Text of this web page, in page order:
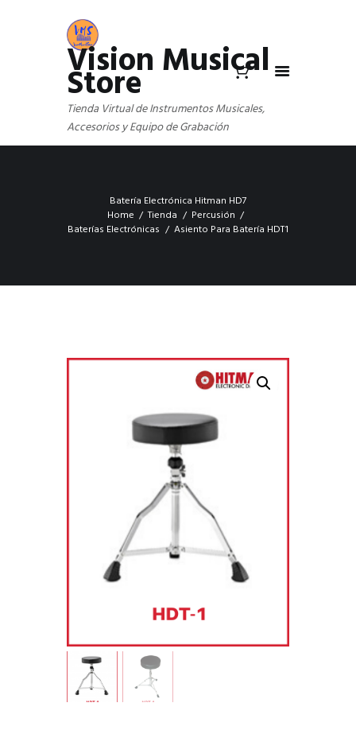
Vision Musical
Store
Tienda Virtual de Instrumentos Musicales,
Accesorios y Equipo de Grabación
Batería Electrónica Hitman HD7
Home
Tienda
Percusión
Baterías Electrónicas
Asiento Para Batería HDT1